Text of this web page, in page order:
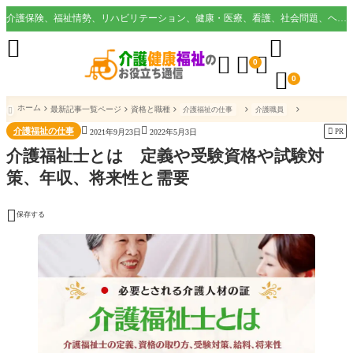
介護保険、福祉情勢、リハビリテーション、健康・医療、看護、社会問題、ヘルスケア業界など様々な切り口から役立つ情報を配信。
  0

 0

 ホーム 最新記事一覧ページ 資格と職種 介護福祉の仕事 介護職員
介護福祉の仕事  2021年9月23日  2022年5月3日  PR
介護福祉士とは 定義や受験資格や試験対
策、年収、将来性と需要
 保存する